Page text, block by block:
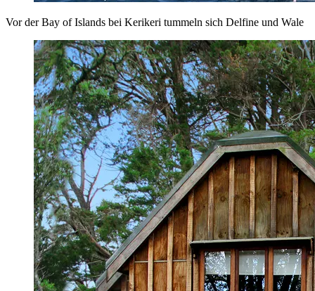
Vor der Bay of Islands bei Kerikeri tummeln sich Delfine und Wale